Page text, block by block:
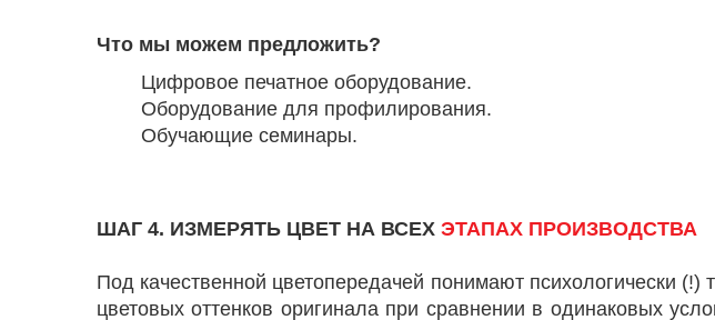
Что мы можем предложить?
Цифровое печатное оборудование.
Оборудование для профилирования.
Обучающие семинары.
ШАГ 4. ИЗМЕРЯТЬ ЦВЕТ НА ВСЕХ ЭТАПАХ ПРОИЗВОДСТВА
Под качественной цветопередачей понимают психологически (!)
цветовых оттенков оригинала при сравнении в одинаковых